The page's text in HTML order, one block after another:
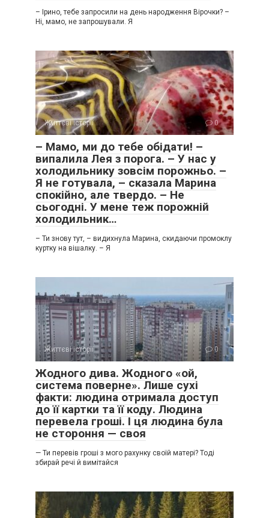
– Ірино, тебе запросили на день народження Вірочки? –
Ні, мамо, не запрошували. Я
Життєві історії 0
– Мамо, ми до тебе обідати! –
випалила Лея з порога. – У нас у
холодильнику зовсім порожньо. –
Я не готувала, – сказала Марина
спокійно, але твердо. – Не
сьогодні. У мене теж порожній
холодильник…
– Ти знову тут, – видихнула Марина, скидаючи промоклу
куртку на вішалку. – Я
Життєві історії 0
Жодного дива. Жодного «ой,
система поверне». Лише сухі
факти: людина отримала доступ
до її картки та її коду. Людина
перевела гроші. І ця людина була
не стороння — своя
— Ти перевів гроші з мого рахунку своїй матері? Тоді
збирай речі й вимітайся